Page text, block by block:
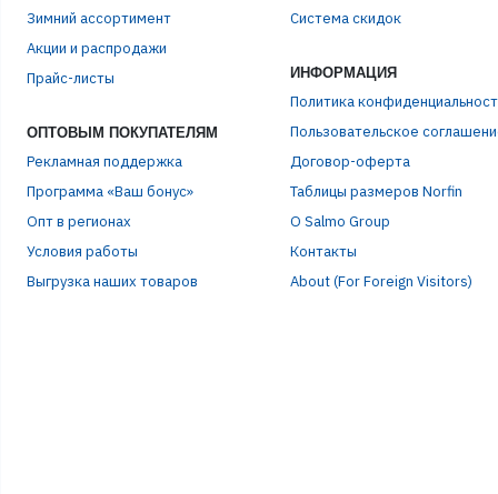
Зимний ассортимент
Акции и распродажи
Прайс-листы
ОПТОВЫМ ПОКУПАТЕЛЯМ
Рекламная поддержка
Программа «Ваш бонус»
Опт в регионах
Условия работы
Выгрузка наших товаров
Система скидок
ИНФОРМАЦИЯ
Политика
Пользовательское
Договор-оферта
Таблицы размеров Norfin
О Salmo Group
Контакты
About (For Foreign Visitors)